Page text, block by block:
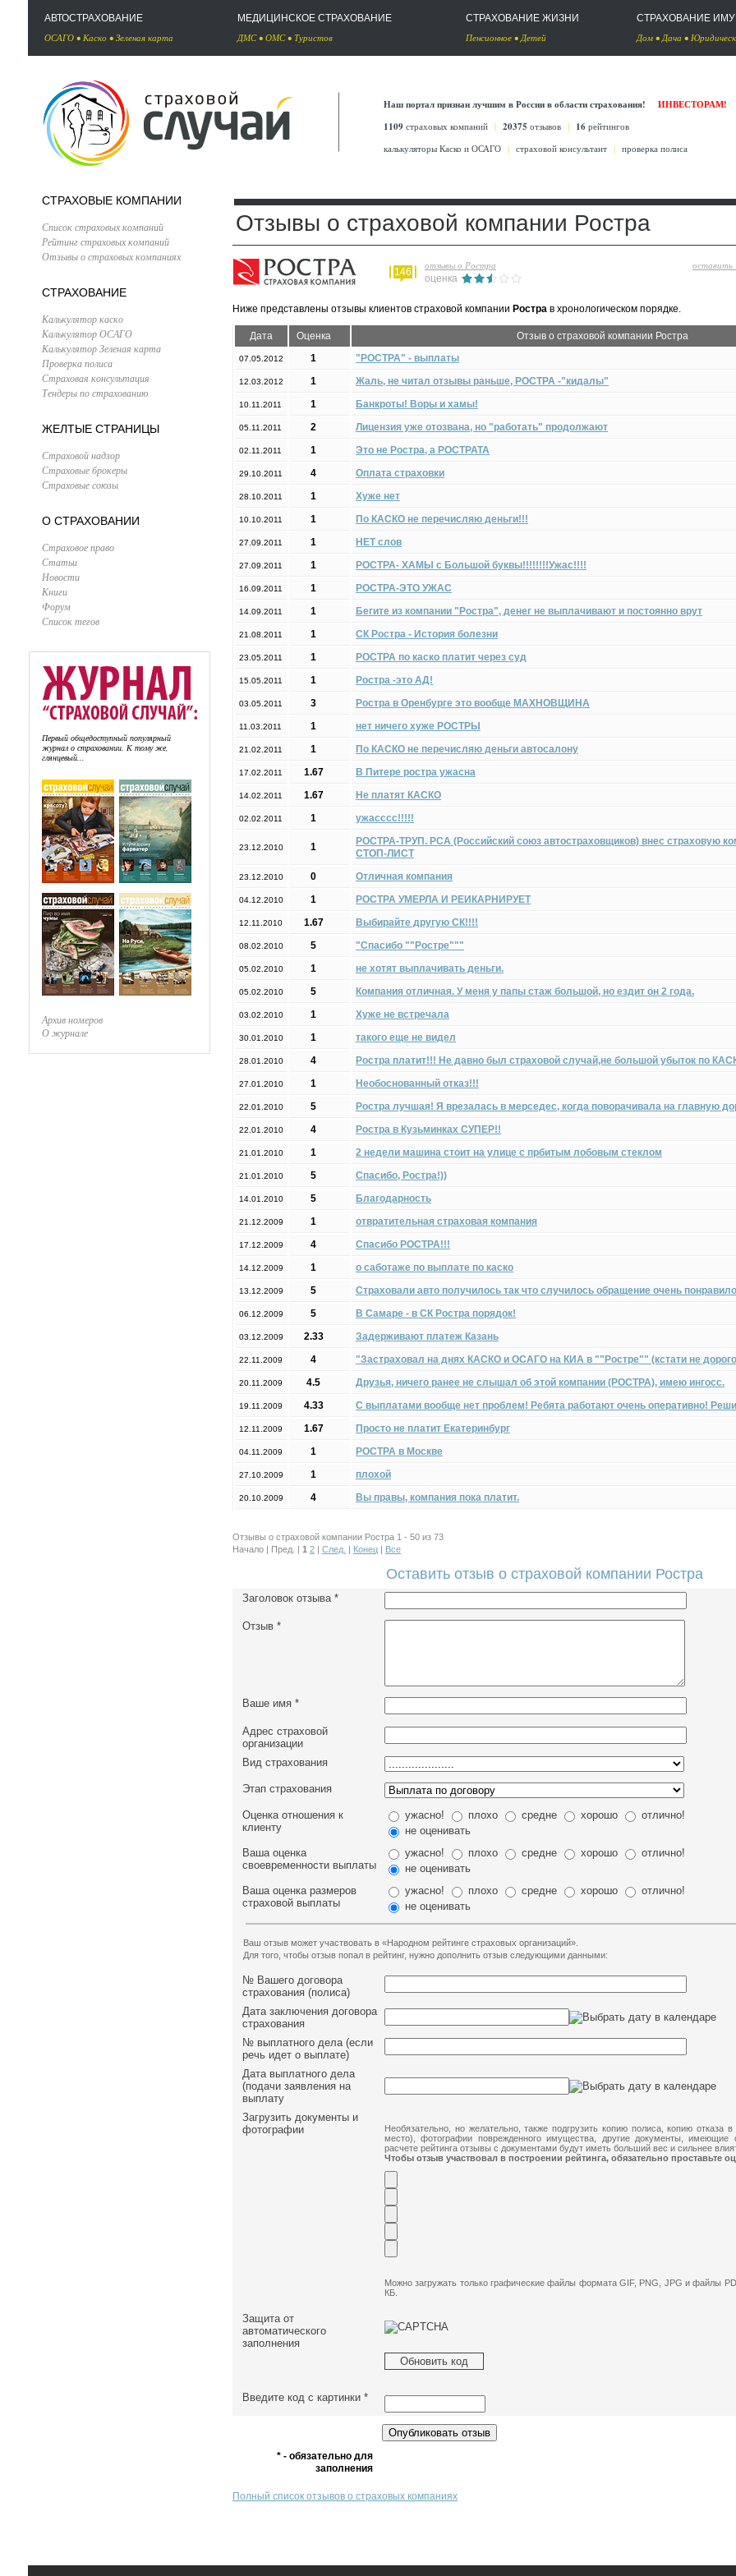
АВТОСТРАХОВАНИЕ
ОСАГО • Каско • Зеленая карта
МЕДИЦИНСКОЕ СТРАХОВАНИЕ
ДМС• ОМС• Туристов
СТРАХОВАНИЕ ЖИЗНИ
Пенсионное •Детей
СТРАХОВАНИЕ
Дом •Дача •
Наш портал признан лучшим в России в области страхования!
ИНВЕСТОРАМ!
1109 страховых компаний | 20375 отзывов | 16 рейтингов
калькуляторы Каско и ОСАГО | страховой консультант | проверка полиса
СТРАХОВЫЕ КОМПАНИИ
Список страховых компаний
Рейтинг страховых компаний
Отзывы о страховых компаниях
СТРАХОВАНИЕ
Калькулятор каско
Калькулятор ОСАГО
Калькулятор Зеленая карта
Проверка полиса
Страховая консультация
Тендеры по страхованию
ЖЕЛТЫЕ СТРАНИЦЫ
Страховой надзор
Страховые брокеры
Страховые союзы
О СТРАХОВАНИИ
Страховое право
Статьи
Новости
Книги
Форум
Список тегов
Первый общедоступный популярный
журнал о страховании. К тому же,
глянцевый...
Архив номеров
О журнале
Отзывы о страховой компании Ростра
146
отзывы о Ростра
оценка
оставить
Ниже представлены отзывы клиентов страховой компании Ростра в хронологическом порядке.
Дата Оценка Отзыв о страховой компании Ростра
07.05.2012 1 "РОСТРА" - выплаты
12.03.2012 1 Жаль, не читал отзывы раньше, РОСТРА -"кидалы"
10.11.2011 1 Банкроты! Воры и хамы!
05.11.2011 2 Лицензия уже отозвана, но "работать" продолжают
02.11.2011 1 Это не Ростра, а РОСТРАТА
29.10.2011 4 Оплата страховки
28.10.2011 1 Хуже нет
10.10.2011 1 По КАСКО не перечисляю деньги!!!
27.09.2011 1 НЕТ слов
27.09.2011 1 РОСТРА- ХАМЫ с Большой буквы!!!!!!!!Ужас!!!!
16.09.2011 1 РОСТРА-ЭТО УЖАС
14.09.2011 1 Бегите из компании "Ростра", денег не выплачивают и постоянно врут
21.08.2011 1 СК Ростра - История болезни
23.05.2011 1 РОСТРА по каско платит через суд
15.05.2011 1 Ростра -это АД!
03.05.2011 3 Ростра в Оренбурге это вообще МАХНОВЩИНА
11.03.2011 1 нет ничего хуже РОСТРЫ
21.02.2011 1 По КАСКО не перечисляю деньги автосалону
17.02.2011 1.67 В Питере ростра ужасна
14.02.2011 1.67 Не платят КАСКО
02.02.2011 1 ужасссс!!!!!
23.12.2010 1
РОСТРА-ТРУП. РСА (Российский союз автостраховщиков) внес страховую
СТОП-ЛИСТ
23.12.2010 0 Отличная компания
04.12.2010 1 РОСТРА УМЕРЛА И РЕИКАРНИРУЕТ
12.11.2010 1.67 Выбирайте другую СК!!!!
08.02.2010 5 "Спасибо ""Ростре"""
05.02.2010 1 не хотят выплачивать деньги.
05.02.2010 5 Компания отличная. У меня у папы стаж большой, но ездит он 2 года.
03.02.2010 1 Хуже не встречала
30.01.2010 1 такого еще не видел
28.01.2010 4 Ростра платит!!! Не давно был страховой случай,не большой убыток по
27.01.2010 1 Необоснованный отказ!!!
22.01.2010 5 Ростра лучшая! Я врезалась в мерседес, когда поворачивала на главную
22.01.2010 4 Ростра в Кузьминках СУПЕР!!
21.01.2010 1 2 недели машина стоит на улице с прбитым лобовым стеклом
21.01.2010 5 Спасибо, Ростра!))
14.01.2010 5 Благодарность
21.12.2009 1 отвратительная страховая компания
17.12.2009 4 Спасибо РОСТРА!!!
14.12.2009 1 о саботаже по выплате по каско
13.12.2009 5 Страховали авто получилось так что случилось обращение очень
06.12.2009 5 В Самаре - в СК Ростра порядок!
03.12.2009 2.33 Задерживают платеж Казань
22.11.2009 4 "Застраховал на днях КАСКО и ОСАГО на КИА в ""Ростре"" (кстати не
20.11.2009 4.5 Друзья, ничего ранее не слышал об этой компании (РОСТРА), имею ингосс.
19.11.2009 4.33 С выплатами вообще нет проблем! Ребята работают очень оперативно!
12.11.2009 1.67 Просто не платит Екатеринбург
04.11.2009 1 РОСТРА в Москве
27.10.2009 1 плохой
20.10.2009 4 Вы правы, компания пока платит.
Отзывы о страховой компании Ростра 1 - 50 из 73
Начало | Пред. | 1 2 | След. | Конец | Все
Оставить отзыв о страховой компании Ростра
Заголовок отзыва *
Отзыв *
Ваше имя *
Адрес страховой
организации
Вид страхования
Этап страхования
Оценка отношения к
клиенту
ужасно! плохо средне хорошо
отлично!
не оценивать
Ваша оценка
своевременности выплаты
ужасно! плохо средне хорошо
отлично!
не оценивать
Ваша оценка размеров
страховой выплаты
ужасно! плохо средне хорошо
отлично!
не оценивать
Ваш отзыв может участвовать в «Народном рейтинге страховых организаций».
Для того, чтобы отзыв попал в рейтинг, нужно дополнить отзыв следующими данными:
№ Вашего договора
страхования (полиса)
Дата заключения договора
страхования
№ выплатного дела (если
речь идет о выплате)
Дата выплатного дела
(подачи заявления на
выплату
Загрузить документы и
фотографии
Необязательно, но желательно, также подгрузить копию полиса, копию отказа
место), фотографии поврежденного имущества, другие документы, имеющие
расчете рейтинга отзывы с документами будут иметь больший вес и сильнее
Чтобы отзыв участвовал в построении рейтинга, обязательно проставьте
Можно загружать только графические файлы формата GIF, PNG, JPG и файлы
КБ.
Защита от
автоматического
заполнения
Обновить код
Введите код с картинки *
* - обязательно для
заполнения
Полный список отзывов о страховых компаниях